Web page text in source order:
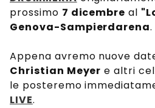
prossimo 7 dicembre al
Genova-Sampierdarena.
Appena avremo nuove
Christian Meyer e altri
le posteremo
LIVE.